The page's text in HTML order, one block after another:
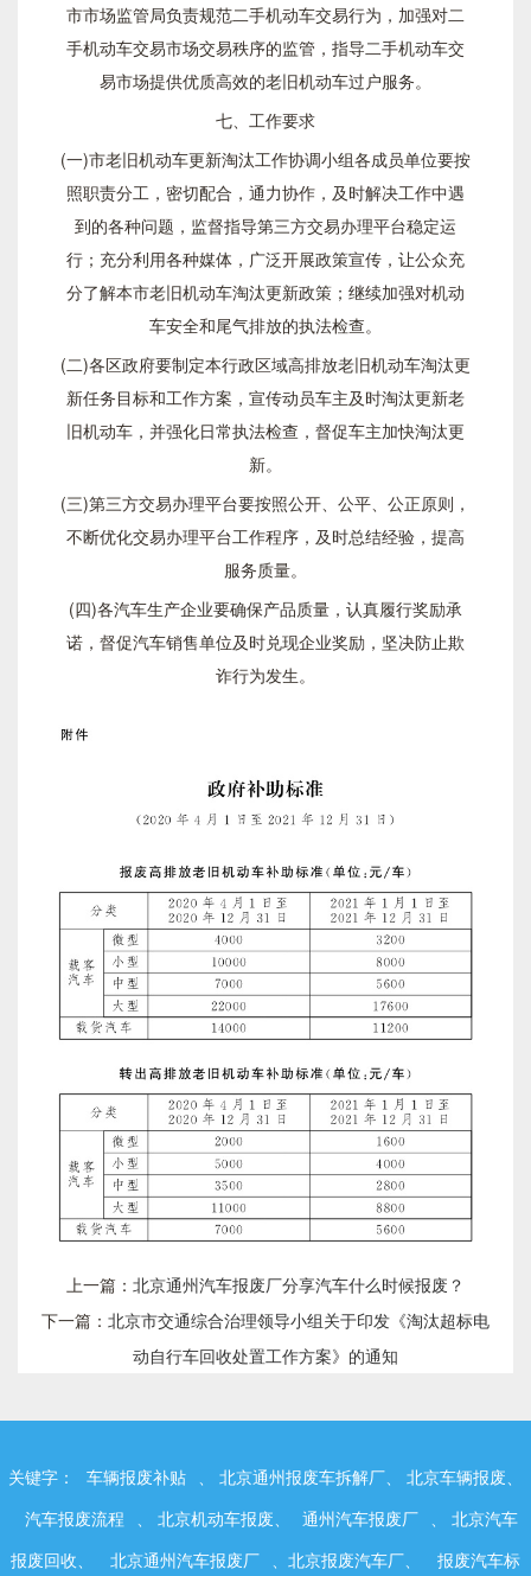
市市场监管局负责规范二手机动车交易行为，加强对二
手机动车交易市场交易秩序的监管，指导二手机动车交
易市场提供优质高效的老旧机动车过户服务。
七、工作要求
(一)市老旧机动车更新淘汰工作协调小组各成员单位要按
照职责分工，密切配合，通力协作，及时解决工作中遇
到的各种问题，监督指导第三方交易办理平台稳定运
行；充分利用各种媒体，广泛开展政策宣传，让公众充
分了解本市老旧机动车淘汰更新政策；继续加强对机动
车安全和尾气排放的执法检查。
(二)各区政府要制定本行政区域高排放老旧机动车淘汰更
新任务目标和工作方案，宣传动员车主及时淘汰更新老
旧机动车，并强化日常执法检查，督促车主加快淘汰更
新。
(三)第三方交易办理平台要按照公开、公平、公正原则，
不断优化交易办理平台工作程序，及时总结经验，提高
服务质量。
(四)各汽车生产企业要确保产品质量，认真履行奖励承
诺，督促汽车销售单位及时兑现企业奖励，坚决防止欺
诈行为发生。
上一篇： 北京通州汽车报废厂分享汽车什么时候报废？
下一篇： 北京市交通综合治理领导小组关于印发《淘汰超标电
动自行车回收处置工作方案》的通知
关键字： 车辆报废补贴 、 北京通州报废车拆解厂、 北京车辆报废、
汽车报废流程 、 北京机动车报废、 通州汽车报废厂 、 北京汽车
报废回收、
北京通州汽车报废厂 、北京报废汽车厂、 报废汽车标